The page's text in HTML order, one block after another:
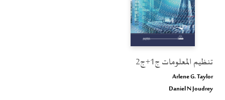
تنظيم المعلومات ج1+ج2
Arlene G. Taylor
Daniel N Joudrey